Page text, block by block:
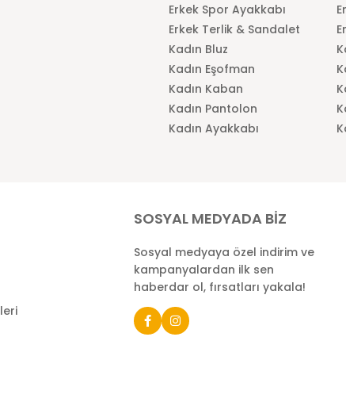
Erkek Spor Ayakkabı
Erkek Terlik & Sandalet
Kadın Bluz
Kadın Eşofman
Kadın Kaban
Kadın Pantolon
Kadın Ayakkabı
SOSYAL MEDYADA BİZ
Sosyal medyaya özel indirim ve
kampanyalardan ilk sen
haberdar ol, fırsatları yakala!